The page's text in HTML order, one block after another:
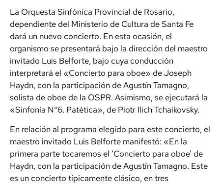
La Orquesta Sinfónica Provincial de Rosario,
dependiente del Ministerio de Cultura de Santa Fe
dará un nuevo concierto. En esta ocasión, el
organismo se presentará bajo la dirección del maestro
invitado Luis Belforte, bajo cuya conducción
interpretará el «Concierto para oboe» de Joseph
Haydn, con la participación de Agustín Tamagno,
solista de oboe de la OSPR. Asimismo, se ejecutará la
«Sinfonía N°6. Patética», de Piotr Ilich Tchaikovsky.
En relación al programa elegido para este concierto, el
maestro invitado Luis Belforte manifestó: «En la
primera parte tocaremos el ‘Concierto para oboe’ de
Haydn, con la participación de Agustín Tamagno. Este
es un concierto típicamente clásico, en tres